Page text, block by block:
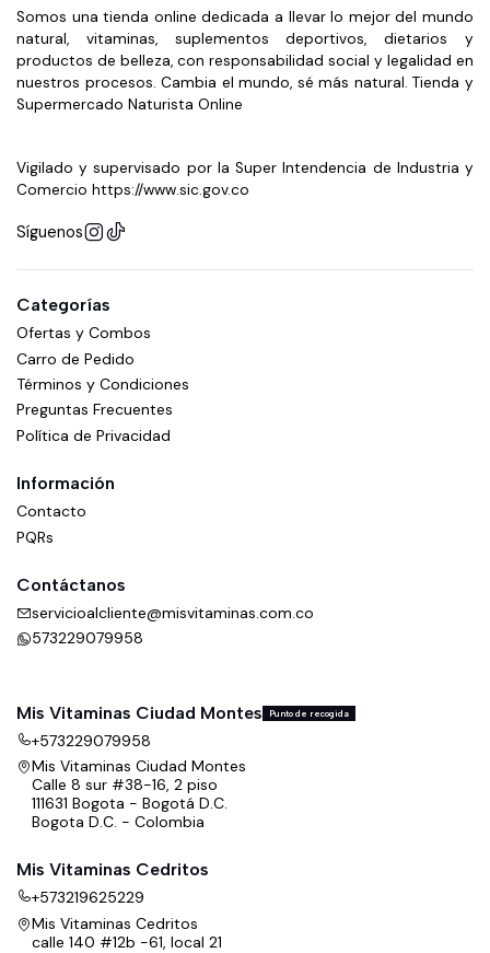
Somos una tienda online dedicada a llevar lo mejor del mundo
natural, vitaminas, suplementos deportivos, dietarios y
productos de belleza, con responsabilidad social y legalidad en
nuestros procesos. Cambia el mundo, sé más natural. Tienda y
Supermercado Naturista Online
Vigilado y supervisado por la Super Intendencia de Industria y
Comercio https://www.sic.gov.co
Síguenos
Categorías
Ofertas y Combos
Carro de Pedido
Términos y Condiciones
Preguntas Frecuentes
Política de Privacidad
Información
Contacto
PQRs
Contáctanos
servicioalcliente@misvitaminas.com.co
573229079958
Mis Vitaminas Ciudad Montes Punto de recogida
+573229079958
Mis Vitaminas Ciudad Montes
Calle 8 sur #38-16, 2 piso
111631 Bogota - Bogotá D.C.
Bogota D.C. - Colombia
Mis Vitaminas Cedritos
+573219625229
Mis Vitaminas Cedritos
calle 140 #12b -61, local 21